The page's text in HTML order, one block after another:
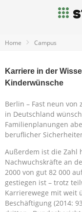
Home Campus
Karriere in der
Kinderwünsche
Berlin – Fast neun von
in Deutschland
Familienplanungen
beruflicher
Außerdem ist die Zahl
Nachwuchskräfte an
2000 von gut 82 000
gestiegen ist – trotz
Karrierewege mit weit
Beschäftigung (2014: